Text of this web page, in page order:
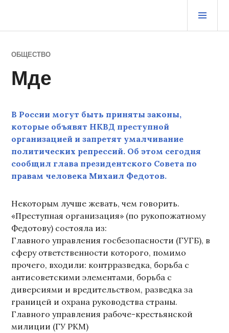
содержимому
ЖУРНАЛ СТАРОГО ВОРЧУНА
ОБЩЕСТВО
Мде
В России могут быть приняты законы,
которые объявят НКВД преступной
организацией и запретят умалчивание
политических репрессий. Об этом сегодня
сообщил глава президентского Совета по
правам человека Михаил Федотов.
Некоторым лучше жевать, чем говорить.
«Преступная организация» (по рукопожатному
Федотову) состояла из:
Главного управления госбезопасности (ГУГБ), в
сферу ответственности которого, помимо
прочего, входили: контрразведка, борьба с
антисоветскими элементами, борьба с
диверсиями и вредительством, разведка за
границей и охрана руководства страны.
Главного управления рабоче-крестьянской
милиции (ГУ РКМ)